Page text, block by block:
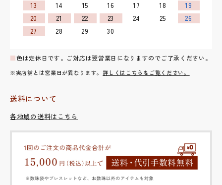
13
14 15 16 17 18
19
20
21 22 23 24 25
26
27
28 29 30
■色は定休日です。ご対応は翌営業日になりますのでご了承ください。
※実店舗とは営業日が異なります。 詳しくはこちらをご覧ください。
送料について
各地域の送料はこちら